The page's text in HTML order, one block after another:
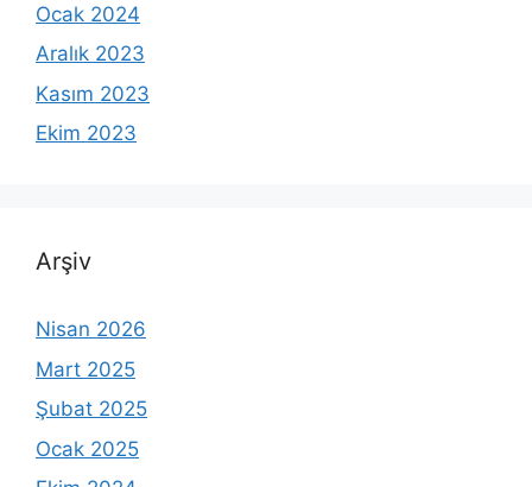
Ocak 2024
Aralık 2023
Kasım 2023
Ekim 2023
Arşiv
Nisan 2026
Mart 2025
Şubat 2025
Ocak 2025